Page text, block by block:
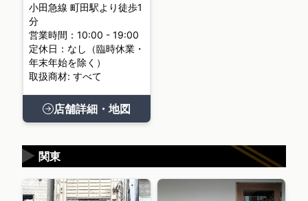
小田急線 町田駅より徒歩1
分
営業時間：10:00 - 19:00
定休日：なし（臨時休業・
年末年始を除く）
取扱商材: すべて
店舗詳細・地図
関東
▶